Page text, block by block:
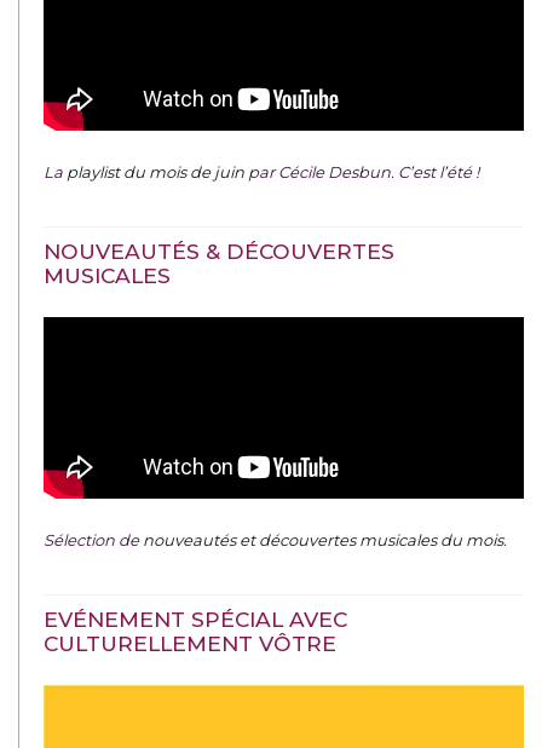
La playlist du mois de juin par Cécile Desbun. C’est l’été !
NOUVEAUTÉS & DÉCOUVERTES
MUSICALES
Sélection denouveautés et découvertes musicales du mois.
EVÉNEMENT SPÉCIAL AVEC
CULTURELLEMENT VÔTRE